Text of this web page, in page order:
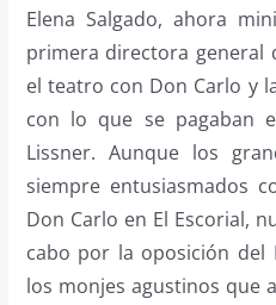
Elena Salgado, ahora
primera directora general
el teatro con Don Carlo y
con lo que se pagaban
Lissner. Aunque los
siempre entusiasmados
Don Carlo en El Escorial,
cabo por la oposición del
los monjes agustinos que